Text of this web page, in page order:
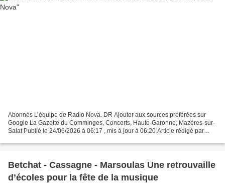
Abonnés L’équipe de Radio Nova. DR Ajouter aux sources préférées sur
Google La Gazette du Comminges, Concerts, Haute-Garonne, Mazères-sur-
Salat Publié le 24/06/2026 à 06:17 , mis à jour à 06:20 Article rédigé par
Betchat - Cassagne - Marsoulas Une retrouvaille
d’écoles pour la fête de la musique